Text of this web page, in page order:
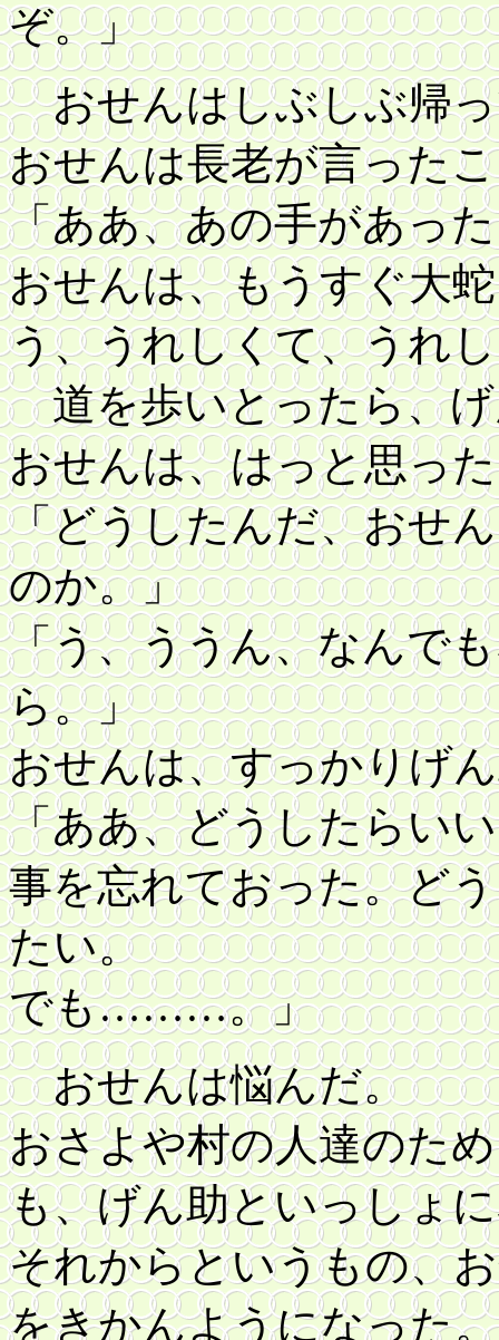
ぞ。」
おせんはしぶしぶ帰っ
おせんは長老が言った
「ああ、あの手があっ
おせんは、もうすぐ大
う、うれしくて、うれ
道を歩いとったら、げ
おせんは、はっと思っ
「どうしたんだ、おせ
のか。」
「う、ううん、なんで
ら。」
おせんは、すっかりげ
「ああ、どうしたらい
事を忘れておった。ど
たい。
でも………。」
おせんは悩んだ。
おさよや村の人達のた
も、げん助といっしょ
それからというもの、
をきかんようになった。